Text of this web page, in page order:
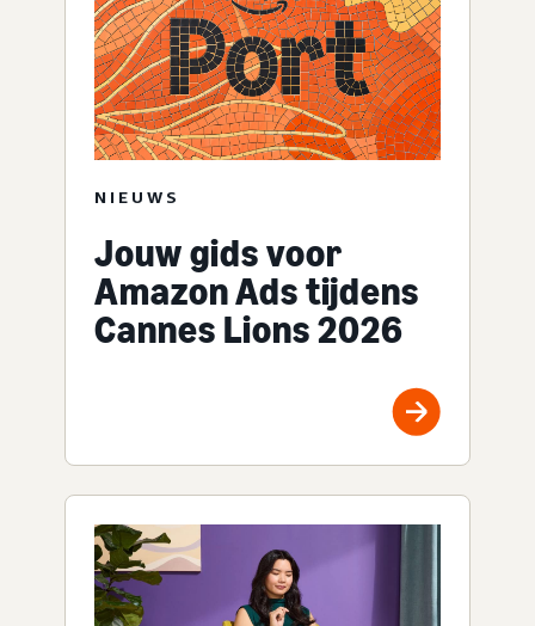
NIEUWS
Jouw gids voor
Amazon Ads tijdens
Cannes Lions 2026